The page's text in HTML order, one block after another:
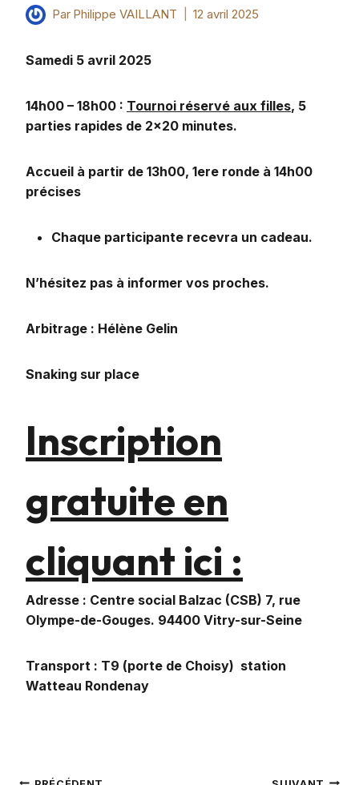
Par Philippe VAILLANT 12 avril 2025
Samedi 5 avril 2025
14h00 – 18h00 : Tournoi réservé aux filles, 5
parties rapides de 2×20 minutes.
Accueil à partir de 13h00, 1ere ronde à 14h00
précises
Chaque participante recevra un cadeau.
N’hésitez pas à informer vos proches.
Arbitrage : Hélène Gelin
Snaking sur place
Inscription
gratuite en
cliquant ici :
Adresse : Centre social Balzac (CSB) 7, rue
Olympe-de-Gouges. 94400 Vitry-sur-Seine
Transport : T9 (porte de Choisy) station
Watteau Rondenay